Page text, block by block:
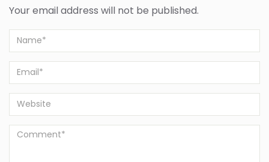
Your email address will not be published.